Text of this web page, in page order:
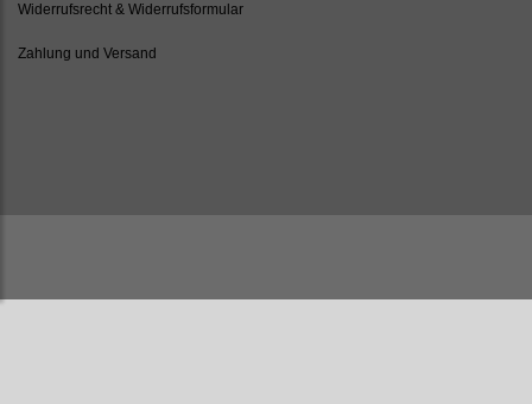
Widerrufsrecht & Widerrufsformular
Zahlung und Versand